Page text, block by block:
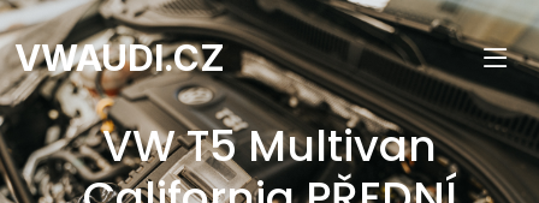
VWAUDI.CZ
VW T5 Multivan